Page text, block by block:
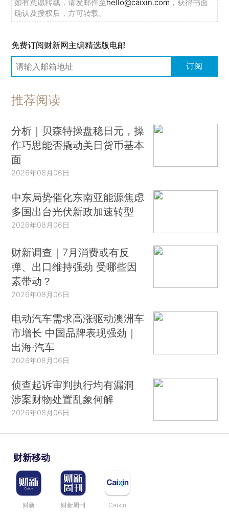
如有意愿转载，请发邮件至hello@caixin.com ，获得书面
确认及授权后，方可转载。
免费订阅财新网主编精选版电邮
订阅
推荐阅读
分析｜贝森特操盘稳日元，操
作巧思能否撬动美日货币基本
面
2026年08月06日
中东局势催化东南亚能源焦虑
多国出台光伏新政加速转型
2026年08月06日
财新调查｜7月消费或有反
弹、出口维持强劲 受哪些因
素带动？
2026年08月06日
电动汽车需求高涨驱动澳洲车
市增长 中国品牌表现强劲｜
出海·汽车
2026年08月06日
侦查起诉审判执行均有漏洞
涉案财物处置乱象何解
2026年08月06日
财新移动
财新 财新周刊 Caixin